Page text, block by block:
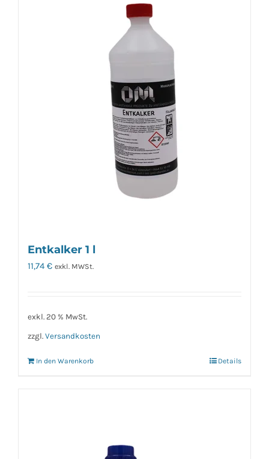
Entkalker 1 l
11,74 € exkl. MWSt.
exkl. 20 % MwSt.
zzgl. Versandkosten
In den Warenkorb Details